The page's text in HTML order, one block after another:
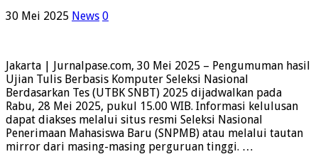
30 Mei 2025 News 0
Jakarta | Jurnalpase.com, 30 Mei 2025 – Pengumuman hasil
Ujian Tulis Berbasis Komputer Seleksi Nasional
Berdasarkan Tes (UTBK SNBT) 2025 dijadwalkan pada
Rabu, 28 Mei 2025, pukul 15.00 WIB. Informasi kelulusan
dapat diakses melalui situs resmi Seleksi Nasional
Penerimaan Mahasiswa Baru (SNPMB) atau melalui tautan
mirror dari masing-masing perguruan tinggi. …